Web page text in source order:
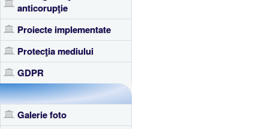
anticorupţie
Proiecte implementate
Protecţia mediului
GDPR
Galerie foto